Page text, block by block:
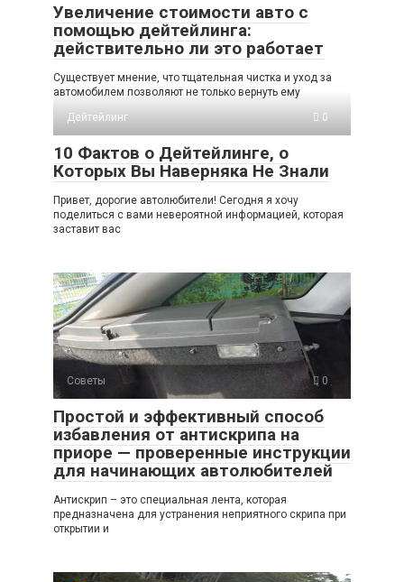
Увеличение стоимости авто с
помощью дейтейлинга:
действительно ли это работает
Существует мнение, что тщательная чистка и уход за
автомобилем позволяют не только вернуть ему
Дейтейлинг
0
10 Фактов о Дейтейлинге, о
Которых Вы Наверняка Не Знали
Привет, дорогие автолюбители! Сегодня я хочу
поделиться с вами невероятной информацией, которая
заставит вас
Советы 0
Простой и эффективный способ
избавления от антискрипа на
приоре — проверенные инструкции
для начинающих автолюбителей
Антискрип – это специальная лента, которая
предназначена для устранения неприятного скрипа при
открытии и